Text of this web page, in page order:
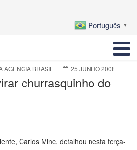
Português ▼
AGÊNCIA BRASIL 25 JUNHO 2008
churrasquinho do
Carlos Minc, detalhou nesta terça-